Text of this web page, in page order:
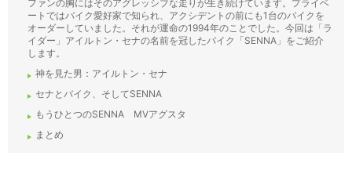
ファンの胸にはそのアグレッシブな走りが生き続けています。プライベ
ートではバイク愛好家で知られ、アクシデントの前にも1台のバイクを
オーダーしていました。それが運命の1994年のことでした。今回は「ラ
イダー」アイルトン・セナの名前を冠したバイク「SENNA」をご紹介
します。
神を見た男：アイルトン・セナ
セナとバイク、そしてSENNA
もうひとつのSENNA MVアグスタ
まとめ